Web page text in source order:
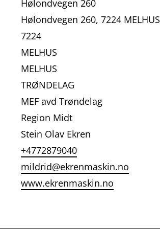
Hølondvegen 260
Hølondvegen 260, 7224 MELHUS
7224
MELHUS
MELHUS
TRØNDELAG
MEF avd Trøndelag
Region Midt
Stein Olav Ekren
+4772879040
mildrid@ekrenmaskin.no
www.ekrenmaskin.no